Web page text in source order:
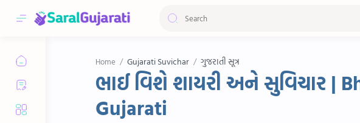
Home Gujarati Suvichar ગુજરાતી સૂત્ર
ભાઈ વિશે શાયરી અને સુવિચાર |
Gujarati